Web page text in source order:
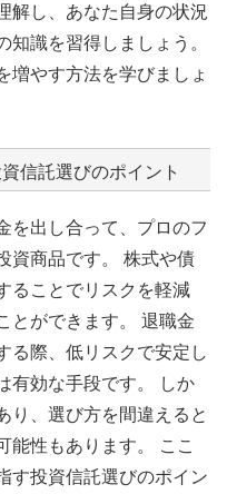
解し、あなた自身の状況
識を習得しましょう。
増やす方法を学びましょ
信託選びのポイント
を出し合って、プロのフ
資商品です。 株式や債
ることでリスクを軽減
とができます。 退職金
る際、低リスクで安定し
有効な手段です。 しか
り、選び方を間違えると
能性もあります。 ここ
す投資信託選びのポイン